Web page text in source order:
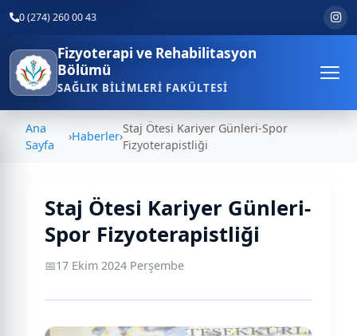
0 (274) 260 00 43
Fizyoterapi ve Rehabilitasyon
Bölümü
SAĞLIK BILIMLERI FAKÜLTESI
Ana
Sayfa
›Haberler›
Staj Ötesi Kariyer Günleri-Spor
Fizyoterapistliği
Staj Ötesi Kariyer Günleri-
Spor Fizyoterapistliği
📅17 Ekim 2024 Perşembe